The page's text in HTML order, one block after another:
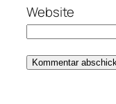
Website